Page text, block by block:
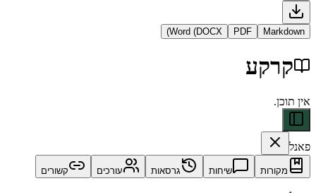
PDF
Word (DOCX)
שיחות גרסאות עורכים קשורים